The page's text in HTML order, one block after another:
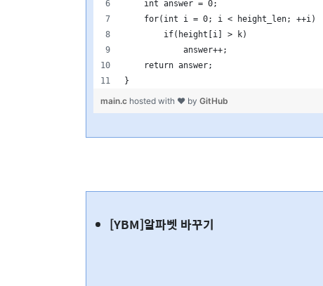
    int answer = 0;
    for(int i = 0; i < height_len; ++i)
        if(height[i] > k)
            answer++;
    return answer;
}
main.c hosted with ❤ by GitHub
[YBM]알파벳 바꾸기